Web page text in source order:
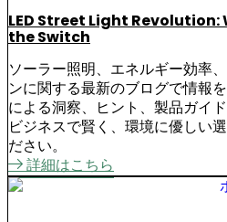
LED Street Light
the Switch
ソーラー照明、エネルギー効率
ンに関する最新のブログで情報
による洞察、ヒント、製品ガイ
ビジネスで賢く、環境に優しい
ださい。
詳細はこちら